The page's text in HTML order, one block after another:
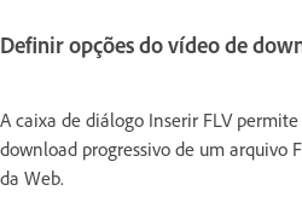
Definir opções do vídeo de
A caixa de diálogo Inserir FLV
download progressivo de um arquivo
da Web.